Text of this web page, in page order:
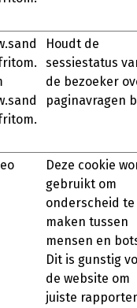
Houdt de
sessiestatus
de bezoeker
paginavragen
Deze cookie
gebruikt om
onderscheid te
maken tussen
mensen en
Dit is gunstig
de website om
juiste